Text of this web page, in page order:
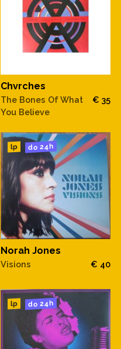
Chvrches
The Bones Of What
You Believe
€ 35
lp do 24h
Norah Jones
Visions € 40
lp do 24h